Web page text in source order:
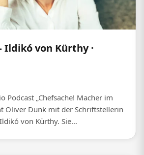
Ildikó von Kürthy ·
Podcast „Chefsache! Macher im
Oliver Dunk mit der Schriftstellerin
von Kürthy. Sie...